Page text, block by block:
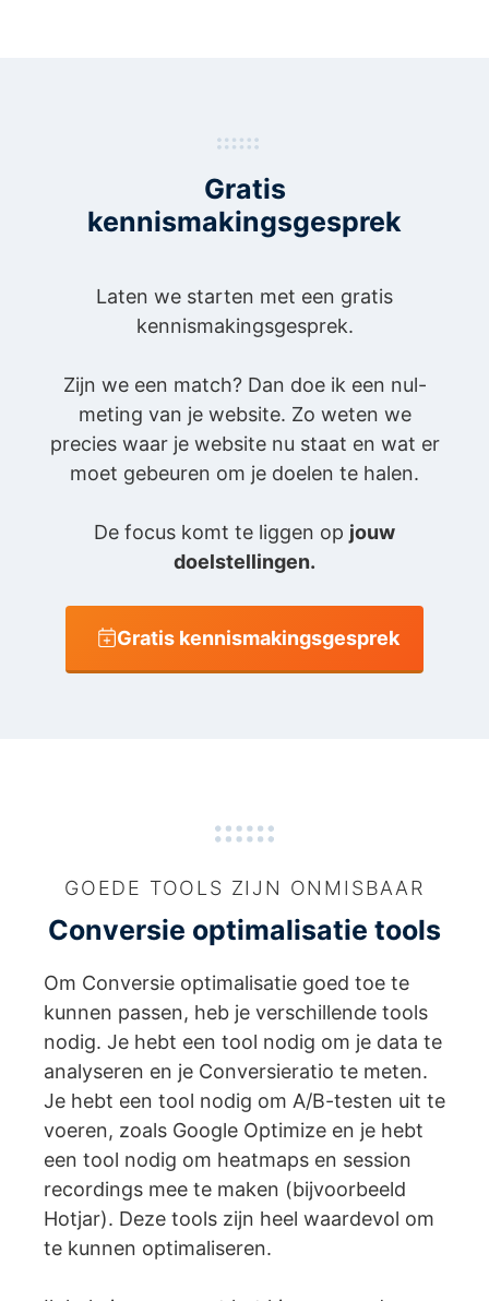
Gratis
kennismakingsgesprek
Laten we starten met een gratis
kennismakingsgesprek.
Zijn we een match? Dan doe ik een nul-
meting van je website. Zo weten we
precies waar je website nu staat en wat er
moet gebeuren om je doelen te halen.
De focus komt te liggen op jouw
doelstellingen.
Gratis kennismakingsgesprek
GOEDE TOOLS ZIJN ONMISBAAR
Conversie optimalisatie tools
Om Conversie optimalisatie goed toe te
kunnen passen, heb je verschillende tools
nodig. Je hebt een tool nodig om je data te
analyseren en je Conversieratio te meten.
Je hebt een tool nodig om A/B-testen uit te
voeren, zoals Google Optimize en je hebt
een tool nodig om heatmaps en session
recordings mee te maken (bijvoorbeeld
Hotjar). Deze tools zijn heel waardevol om
te kunnen optimaliseren.